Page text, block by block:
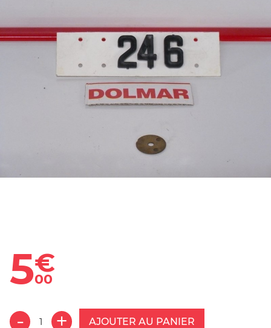
5€
00
AJOUTER AU PANIER